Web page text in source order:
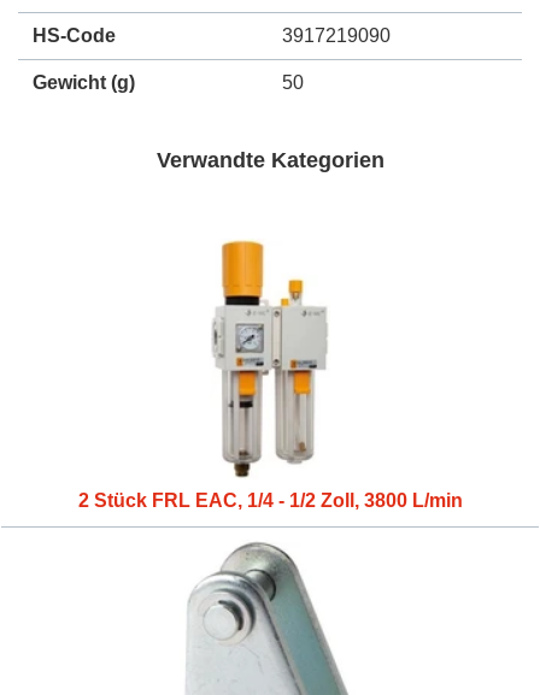
HS-Code 3917219090
Gewicht (g) 50
Verwandte Kategorien
2 Stück FRL EAC, 1/4 - 1/2 Zoll, 3800 L/min